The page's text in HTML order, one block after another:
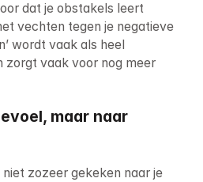
dat je obstakels leert
vechten tegen je negatieve
wordt vaak als heel
zorgt vaak voor nog meer
maar naar
zozeer gekeken naar je